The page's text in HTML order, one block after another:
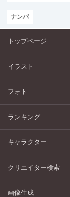
ナンパ
トップページ
イラスト
フォト
ランキング
キャラクター
クリエイター検索
画像生成